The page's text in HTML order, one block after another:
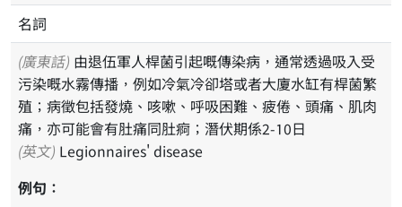
名詞
(廣東話)
污染嘅水霧傳播，例如冷氣冷卻塔或者大廈水缸有桿菌繁
殖；病徵包括發燒、咳嗽、呼吸困難、疲倦、頭痛、肌肉
痛，亦可能會有肚痛同肚痾；潛伏期係2-10日
(英文) Legionnaires' disease
例句：